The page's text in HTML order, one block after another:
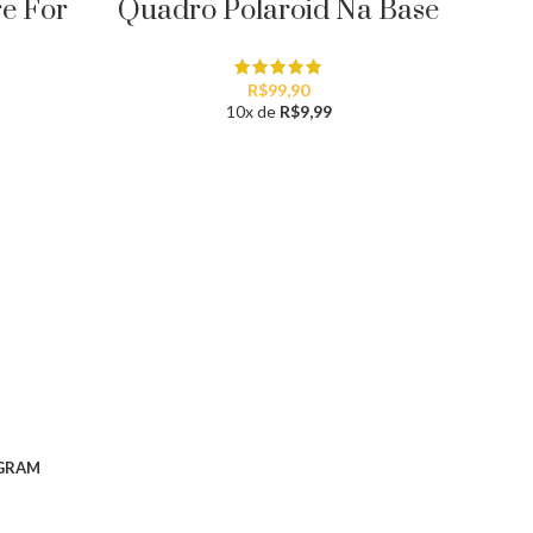
For Quadro Polaroid Na Base
R$99,90
10x de R$9,99